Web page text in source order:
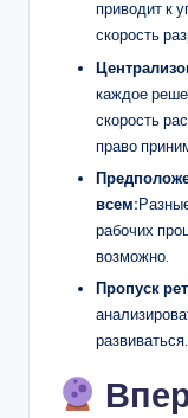
приводит к
скорость
каждое
скорость
право
всем:
рабочих
возможно.
Пропуск